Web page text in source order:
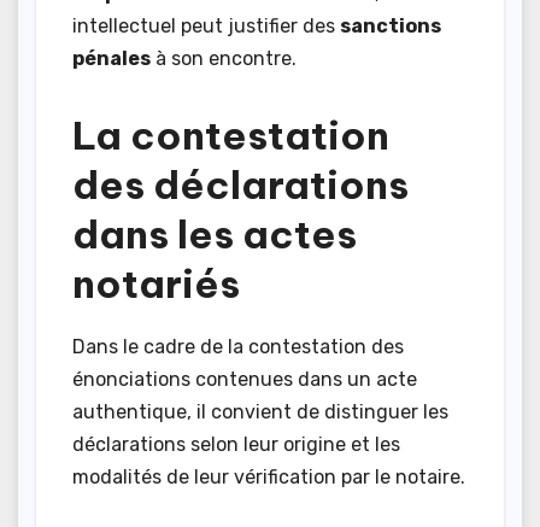
intellectuel peut justifier des sanctions
pénales à son encontre.
La contestation
des déclarations
dans les actes
notariés
Dans le cadre de la contestation des
énonciations contenues dans un acte
authentique, il convient de distinguer les
déclarations selon leur origine et les
modalités de leur vérification par le notaire.